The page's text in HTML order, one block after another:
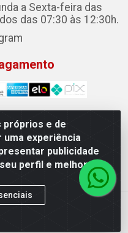
próprios e de
experiência
publicidade
perfil e melhorar a
a Sexta-feira das
das 07:30 às 12:30h.
de Alimentos LTDA -
148 - Centro - Oeiras/PI
0001-50